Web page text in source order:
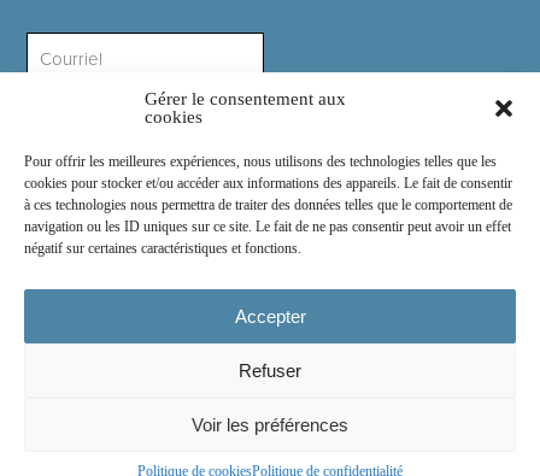
Gérer le consentement aux
cookies
Pour offrir les meilleures expériences, nous utilisons des technologies telles que les
cookies pour stocker et/ou accéder aux informations des appareils. Le fait de consentir
à ces technologies nous permettra de traiter des données telles que le comportement de
navigation ou les ID uniques sur ce site. Le fait de ne pas consentir peut avoir un effet
négatif sur certaines caractéristiques et fonctions.
Accepter
Refuser
Voir les préférences
Politique de cookiesPolitique de confidentialité
2030 boul. Pie IX suite 214.2